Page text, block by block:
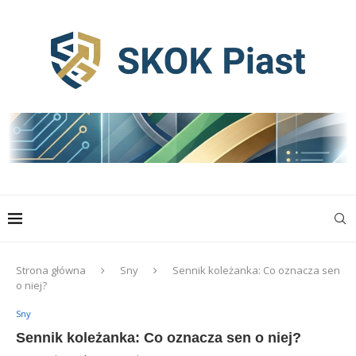
Strona główna Sny
Sennik koleżanka: Co oznacza sen
o niej?
Sny
Sennik koleżanka: Co oznacza sen o niej?